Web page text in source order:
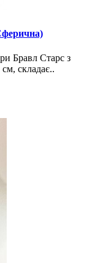
Бравл Старс з
складає..